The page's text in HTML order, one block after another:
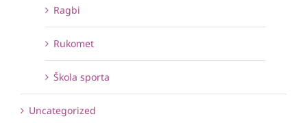
Ragbi
Rukomet
Škola sporta
Uncategorized